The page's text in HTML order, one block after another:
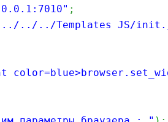
;
../../Templates JS/